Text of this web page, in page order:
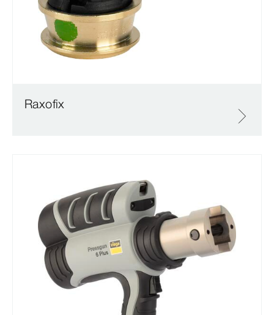
Raxofix